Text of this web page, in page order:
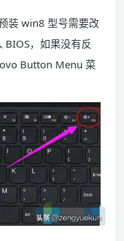
装 win8 型号需要改
BIOS，如果没有反
Button Menu 菜